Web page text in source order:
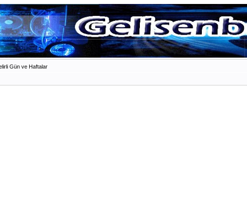
Gün ve Haftalar